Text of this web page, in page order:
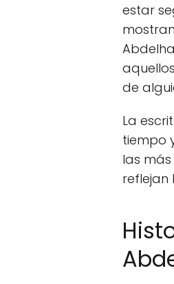
estar
de
La
tiempo
las
reflejan